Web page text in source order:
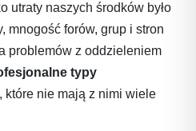
utraty naszych środków było
mnogość forów, grup i stron
problemów z oddzieleniem
typy
które nie mają z nimi wiele